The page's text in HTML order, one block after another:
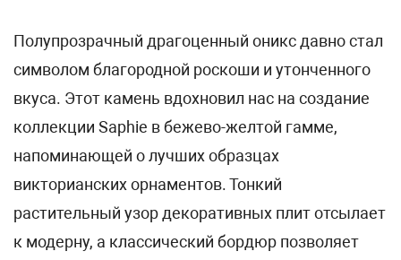
Полупрозрачный драгоценный оникс давно стал
символом благородной роскоши и утонченного
вкуса. Этот камень вдохновил нас на создание
коллекции Saphie в бежево-желтой гамме,
напоминающей о лучших образцах
викторианских орнаментов. Тонкий
растительный узор декоративных плит отсылает
к модерну, а классический бордюр позволяет